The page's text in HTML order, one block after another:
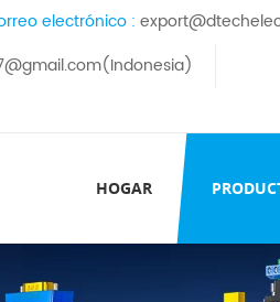
electrónico :
HOGAR